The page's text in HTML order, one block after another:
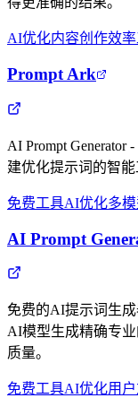
AI优化内容创作效
Prompt Ark
AI Prompt Generator
建优化提示词的智
免费工具AI优化多
AI Prompt
免费的AI提示词生成
AI模型生成精确专
质量。
免费工具AI优化用